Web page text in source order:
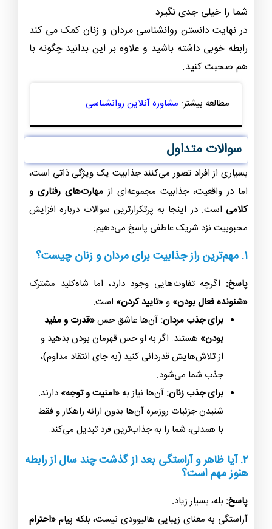
شما را خیلی جدی نگیرد.
در نهایت دانستن روانشناسی مردان و زنان کمک می کند
رابطه خوبی داشته باشید و علاوه بر این بدانید چگونه با
هم صحبت کنید.
مطالعه بیشتر: مشاوره آنلاین روانشناسی
سوالات متداول
بسیاری از افراد تصور می‌کنند جذابیت یک ویژگی ذاتی است،
اما در واقعیت، جذابیت مجموعه‌ای از مهارت‌های رفتاری و
کلامی است. در اینجا به پرتکرارترین سوالات درباره افزایش
محبوبیت نزد شریک عاطفی پاسخ می‌دهیم:
۱. مهم‌ترین راز جذابیت برای مردان و زنان چیست؟
پاسخ: اگرچه تفاوت‌هایی وجود دارد، اما شاه‌کلید مشترک
«شنونده فعال بودن» و «تایید کردن» است.
برای جذب مردان: آن‌ها عاشق حس«قدرت و مفید
بودن» هستند. اگر به او حس قهرمان بودن بدهید و
از تلاش‌هایش قدردانی کنید (به جای انتقاد مداوم)،
جذب شما می‌شود.
برای جذب زنان: آن‌ها نیاز به«امنیت و توجه» دارند.
شنیدن جزئیات روزمره آن‌ها بدون ارائه راهکار و فقط
با همدلی، شما را به جذاب‌ترین فرد تبدیل می‌کند.
۲. آیا ظاهر و آراستگی بعد از گذشت چند سال از رابطه
هنوز مهم است؟
پاسخ: بله، بسیار زیاد.
آراستگی به معنای زیبایی هالیوودی نیست، بلکه پیام «احترام